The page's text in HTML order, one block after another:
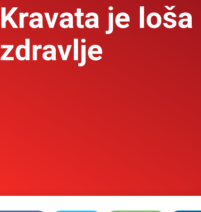
Kravata je loša
zdravlje